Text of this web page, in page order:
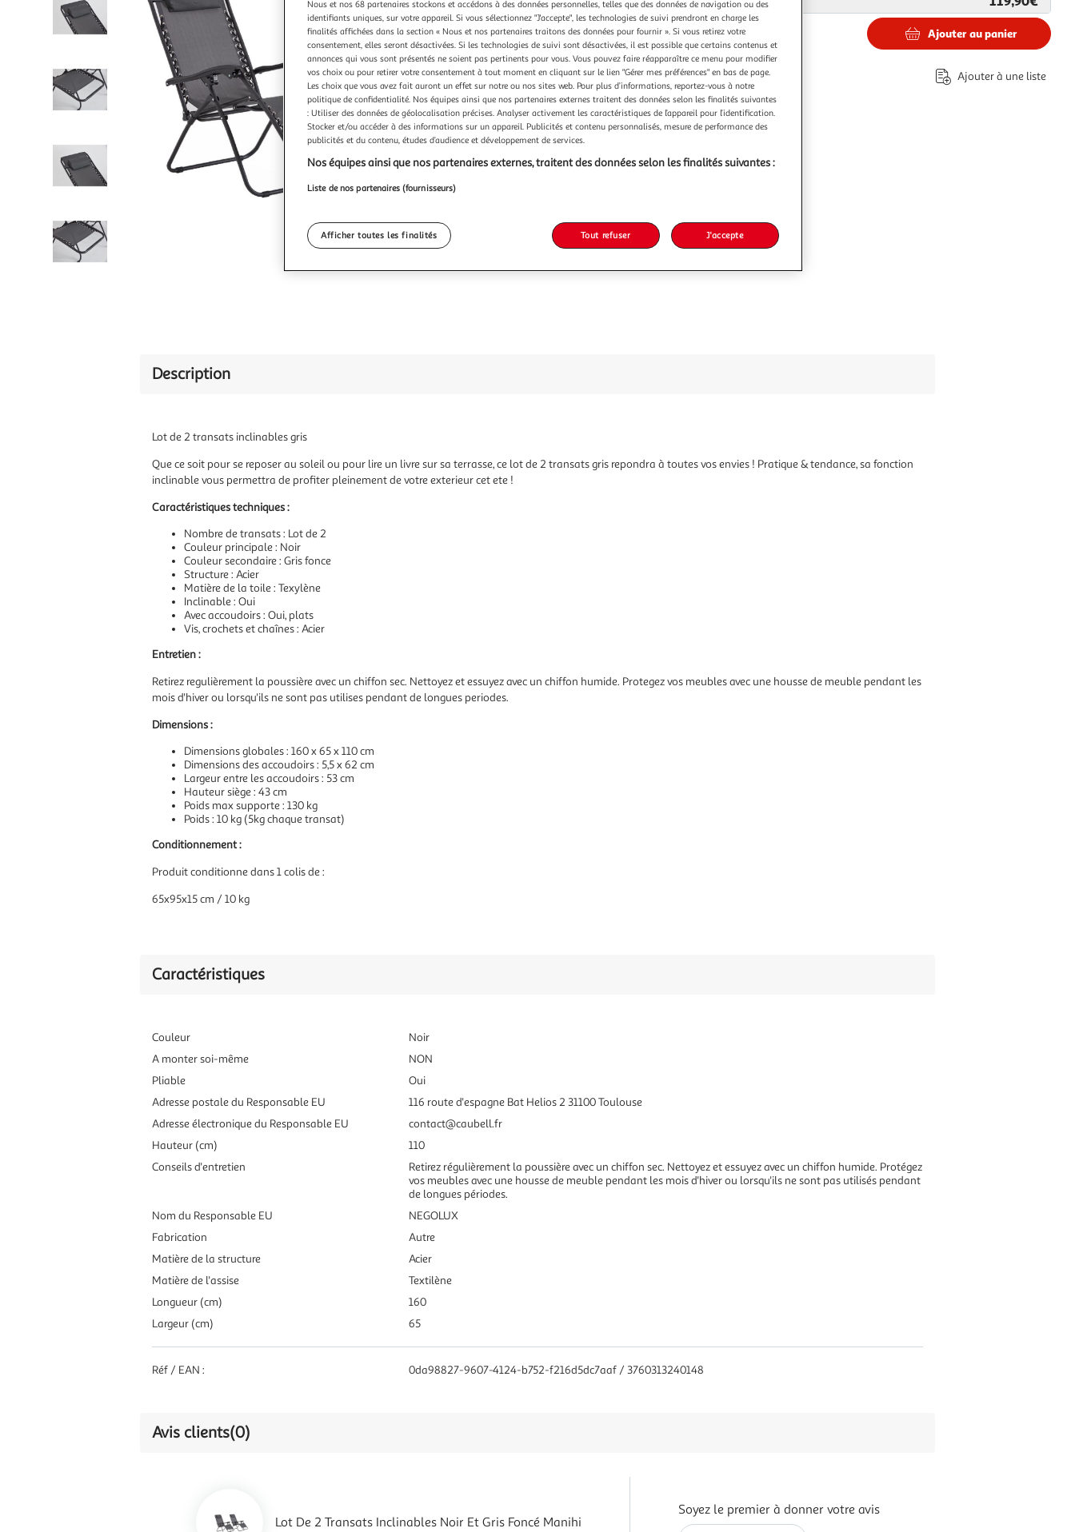
119,90€
dont 1,54€ d'éco part. mobilier.
Ajouter au panier
Ajouter à une liste
Description
Lot de 2 transats inclinables gris
Que ce soit pour se reposer au soleil ou pour lire un livre sur sa terrasse, ce lot de 2 transats gris repondra à toutes vos envies ! Pratique & tendance, sa fonction
inclinable vous permettra de profiter pleinement de votre exterieur cet ete !
Caractéristiques techniques :
Nombre de transats : Lot de 2
Couleur principale : Noir
Couleur secondaire : Gris fonce
Structure : Acier
Matière de la toile : Texylène
Inclinable : Oui
Avec accoudoirs : Oui, plats
Vis, crochets et chaînes : Acier
Entretien :
Retirez regulièrement la poussière avec un chiffon sec. Nettoyez et essuyez avec un chiffon humide. Protegez vos meubles avec une housse de meuble pendant les
mois d'hiver ou lorsqu'ils ne sont pas utilises pendant de longues periodes.
Dimensions :
Dimensions globales : 160 x 65 x 110 cm
Dimensions des accoudoirs : 5,5 x 62 cm
Largeur entre les accoudoirs : 53 cm
Hauteur siège : 43 cm
Poids max supporte : 130 kg
Poids : 10 kg (5kg chaque transat)
Conditionnement :
Produit conditionne dans 1 colis de :
65x95x15 cm / 10 kg
Caractéristiques
Couleur
Noir
A monter soi-même
NON
Pliable
Oui
Adresse postale du Responsable EU
116 route d'espagne Bat Helios 2 31100 Toulouse
Adresse électronique du Responsable EU
contact@caubell.fr
Hauteur (cm)
110
Conseils d'entretien
Retirez régulièrement la poussière avec un chiffon sec. Nettoyez et essuyez avec un chiffon humide. Protégez
vos meubles avec une housse de meuble pendant les mois d'hiver ou lorsqu'ils ne sont pas utilisés pendant
de longues périodes.
Nom du Responsable EU
NEGOLUX
Fabrication
Autre
Matière de la structure
Acier
Matière de l'assise
Textilène
Longueur (cm)
160
Largeur (cm)
65
Réf / EAN : 0da98827-9607-4124-b752-f216d5dc7aaf / 3760313240148
Avis clients(0)
Lot De 2 Transats Inclinables Noir Et Gris Foncé Manihi
Soyez le premier à donner votre avis
Nous et nos 68 partenaires stockons et accédons à des données personnelles, telles que des données de navigation ou des
identifiants uniques, sur votre appareil. Si vous sélectionnez "J'accepte", les technologies de suivi prendront en charge les
finalités affichées dans la section « Nous et nos partenaires traitons des données pour fournir ». Si vous retirez votre
consentement, elles seront désactivées. Si les technologies de suivi sont désactivées, il est possible que certains contenus et
annonces qui vous sont présentés ne soient pas pertinents pour vous. Vous pouvez faire réapparaître ce menu pour modifier
vos choix ou pour retirer votre consentement à tout moment en cliquant sur le lien "Gérer mes préférences" en bas de page.
Les choix que vous avez fait auront un effet sur notre ou nos sites web. Pour plus d’informations, reportez-vous à notre
politique de confidentialité. Nos équipes ainsi que nos partenaires externes traitent des données selon les finalités suivantes
: Utiliser des données de géolocalisation précises. Analyser activement les caractéristiques de l’appareil pour l’identification.
Stocker et/ou accéder à des informations sur un appareil. Publicités et contenu personnalisés, mesure de performance des
publicités et du contenu, études d’audience et développement de services.
Nos équipes ainsi que nos partenaires externes, traitent des données selon les finalités suivantes :
Liste de nos partenaires (fournisseurs)
Afficher toutes les finalités Tout refuser J'accepte